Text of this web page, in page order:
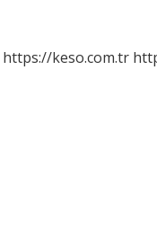
https://keso.com.tr